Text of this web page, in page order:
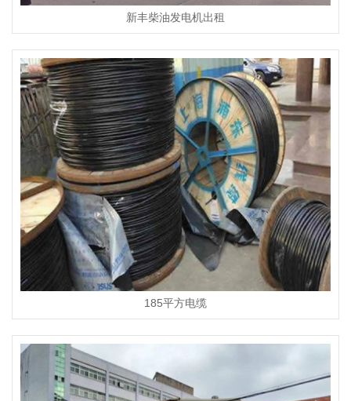
新丰柴油发电机出租
185平方电缆